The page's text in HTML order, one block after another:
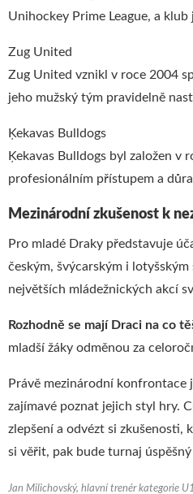
Unihockey Prime League, a
Zug United
Zug United vznikl v roce 2004
jeho mužský tým pravidelně
Ķekavas Bulldogs
Ķekavas Bulldogs byl založen
profesionálním přístupem a
Mezinárodní zkušenost k
Pro mladé Draky představuje
českým, švýcarským i
největších mládežnických akcí
Rozhodně se mají Draci na co
mladší žáky odměnou za
Právě mezinárodní konfrontace
zajímavé poznat jejich styl hry.
zlepšení a odvézt si zkušenosti,
si věřit, pak bude turnaj
Jan Milichovský, hlavní trenér kategorie